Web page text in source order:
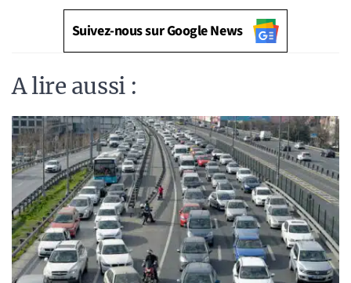
Suivez-nous sur Google News
A lire aussi :